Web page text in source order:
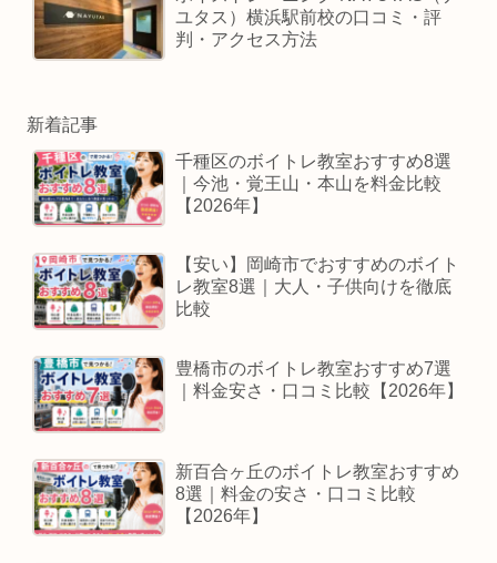
ユタス）横浜駅前校の口コミ・評
判・アクセス方法
新着記事
千種区のボイトレ教室おすすめ8選
｜今池・覚王山・本山を料金比較
【2026年】
【安い】岡崎市でおすすめのボイト
レ教室8選｜大人・子供向けを徹底
比較
豊橋市のボイトレ教室おすすめ7選
｜料金安さ・口コミ比較【2026年】
新百合ヶ丘のボイトレ教室おすすめ
8選｜料金の安さ・口コミ比較
【2026年】